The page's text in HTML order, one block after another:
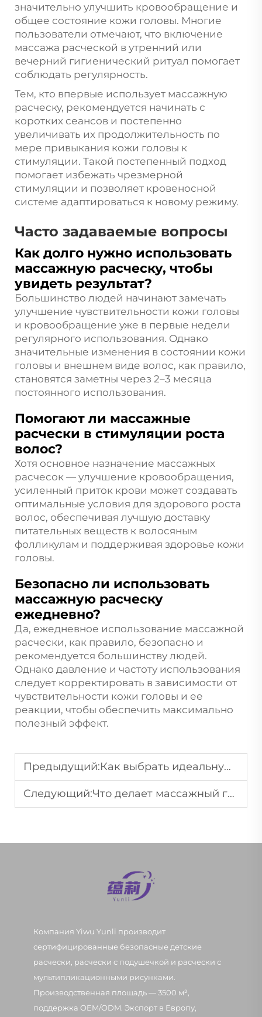
значительно улучшить кровообращение и
общее состояние кожи головы. Многие
пользователи отмечают, что включение
массажа расческой в утренний или
вечерний гигиенический ритуал помогает
соблюдать регулярность.
Тем, кто впервые использует массажную
расческу, рекомендуется начинать с
коротких сеансов и постепенно
увеличивать их продолжительность по
мере привыкания кожи головы к
стимуляции. Такой постепенный подход
помогает избежать чрезмерной
стимуляции и позволяет кровеносной
системе адаптироваться к новому режиму.
Часто задаваемые вопросы
Как долго нужно использовать
массажную расческу, чтобы
увидеть результат?
Большинство людей начинают замечать
улучшение чувствительности кожи головы
и кровообращение уже в первые недели
регулярного использования. Однако
значительные изменения в состоянии кожи
головы и внешнем виде волос, как правило,
становятся заметны через 2–3 месяца
постоянного использования.
Помогают ли массажные
расчески в стимуляции роста
волос?
Хотя основное назначение массажных
расчесок — улучшение кровообращения,
усиленный приток крови может создавать
оптимальные условия для здорового роста
волос, обеспечивая лучшую доставку
питательных веществ к волосяным
фолликулам и поддерживая здоровье кожи
головы.
Безопасно ли использовать
массажную расческу
ежедневно?
Да, ежедневное использование массажной
расчески, как правило, безопасно и
рекомендуется большинству людей.
Однако давление и частоту использования
следует корректировать в зависимости от
чувствительности кожи головы и ее
реакции, чтобы обеспечить максимально
полезный эффект.
Предыдущий:Как выбрать идеальную расческу для своей структуры волос?
Следующий:Что делает массажный гребень расслабляющим и функциональным?
Компания Yiwu Yunli производит
сертифицированные безопасные детские
расчески, расчески с подушечкой и расчески с
мультипликационными рисунками.
Производственная площадь — 3500 м²,
поддержка OEM/ODM. Экспорт в Европу,